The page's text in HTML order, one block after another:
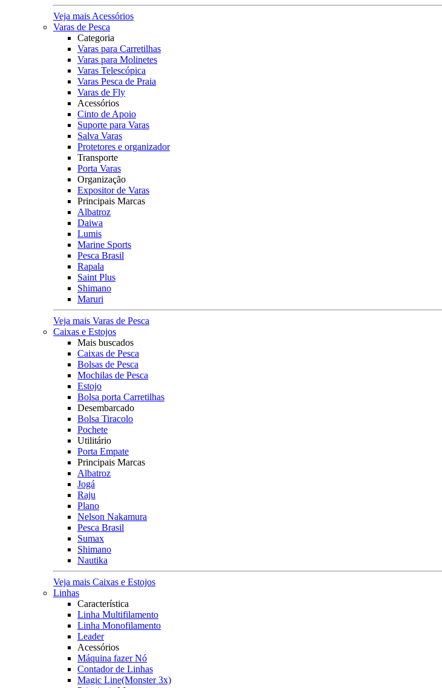
Veja mais Acessórios
Varas de Pesca
Categoria
Varas para Carretilhas
Varas para Molinetes
Varas Telescópica
Varas Pesca de Praia
Varas de Fly
Acessórios
Cinto de Apoio
Suporte para Varas
Salva Varas
Protetores e organizador
Transporte
Porta Varas
Organização
Expositor de Varas
Principais Marcas
Albatroz
Daiwa
Lumis
Marine Sports
Pesca Brasil
Rapala
Saint Plus
Shimano
Maruri
Veja mais Varas de Pesca
Caixas e Estojos
Mais buscados
Caixas de Pesca
Bolsas de Pesca
Mochilas de Pesca
Estojo
Bolsa porta Carretilhas
Desembarcado
Bolsa Tiracolo
Pochete
Utilitário
Porta Empate
Principais Marcas
Albatroz
Jogá
Raju
Plano
Nelson Nakamura
Pesca Brasil
Sumax
Shimano
Nautika
Veja mais Caixas e Estojos
Linhas
Característica
Linha Multifilamento
Linha Monofilamento
Leader
Acessórios
Máquina fazer Nó
Contador de Linhas
Magic Line(Monster 3x)